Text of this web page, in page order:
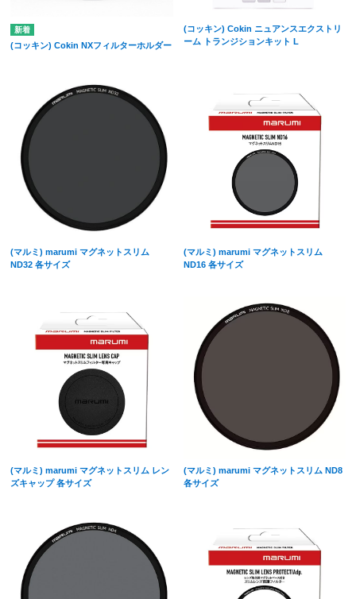
(コッキン) Cokin NXフィルターホルダー
(コッキン) Cokin ニュアンスエクストリ
ーム トランジションキット L
(マルミ) marumi マグネットスリム
ND32 各サイズ
(マルミ) marumi マグネットスリム
ND16 各サイズ
(マルミ) marumi マグネットスリム レン
ズキャップ 各サイズ
(マルミ) marumi マグネットスリム ND8
各サイズ